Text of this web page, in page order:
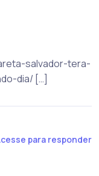
salvador-tera-
dia/ […]
para responder